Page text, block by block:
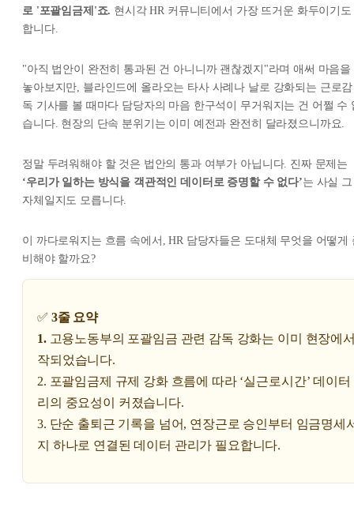
로 '포괄임금제'죠. 현시각 HR 커뮤니티에서 가장 뜨거운 화두이기도
합니다.
"아직 법안이 완전히 통과된 건 아니니까 괜찮겠지"라며 애써 마음을
놓아보지만, 블라인드에 올라오는 타사 사례나 날로 강화되는 근로감
독 기사를 볼 때마다 담당자의 마음 한구석이 무거워지는 건 어쩔 수
습니다. 현장의 단속 분위기는 이미 예전과 완전히 달라졌으니까요.
정말 두려워해야 할 것은 법안의 통과 여부가 아닙니다. 진짜 문제는
‘우리가 일하는 방식을 객관적인 데이터로 증명할 수 없다’는 사실 그
자체일지도 모릅니다.
이 까다로워지는 흐름 속에서, HR 담당자들은 도대체 무엇을 어떻게
비해야 할까요?
✅ 3줄 요약
1. 고용노동부의 포괄임금 관련 감독 강화는 이미 현장에
작되었습니다.
2. 포괄임금제 규제 강화 흐름에 따라 ‘실근로시간’ 데이터
리의 중요성이 커졌습니다.
3. 단순 출퇴근 기록을 넘어, 연장근로 승인부터 임금명세
지 하나로 연결된 데이터 관리가 필요합니다.